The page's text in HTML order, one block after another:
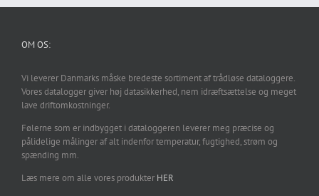
OM OS:
Vi leverer Danmarks måske bredeste sortiment af trådløse dataloggere.
Vores datalogger giver høj datasikkerhed, nem idræftsættelse og meget
lave driftomkostninger.
Følerne som er indbygget i dataloggeren leverer meg præcise og
pålidelige målinger af alt indenfor temperatur, fugtighed, strøm og
spænding mm.
Læs mere om alle vores produkter HER